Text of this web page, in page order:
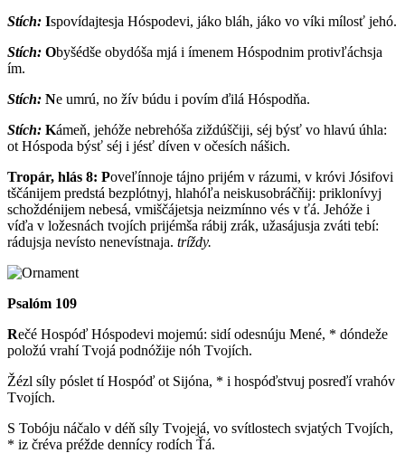
Stích: Ispovídajtesja Hóspodevi, jáko bláh, jáko vo víki mílosť jehó.
Stích: Obyšédše obydóša mjá i ímenem Hóspodnim protivľáchsja
ím.
Stích: Ne umrú, no žív búdu i povím ďilá Hóspodňa.
Stích: Kámeň, jehóže nebrehóša ziždúščiji, séj býsť vo hlavú úhla:
ot Hóspoda býsť séj i jésť díven v očesích nášich.
Tropár, hlás 8: Poveľínnoje tájno prijém v rázumi, v króvi Jósifovi
tščánijem predstá bezplótnyj, hlahóľa neiskusobráčňij: priklonívyj
schoždénijem nebesá, vmiščájetsja neizmínno vés v ťá. Jehóže i
víďa v ložesnách tvojích prijémša rábij zrák, užasájusja zváti tebí:
rádujsja nevísto nenevístnaja. tríždy.
Psalóm 109
Rečé Hospóď Hóspodevi mojemú: sidí odesnúju Mené, * dóndeže
položú vrahí Tvojá podnóžije nóh Tvojích.
Žézl síly póslet tí Hospóď ot Sijóna, * i hospóďstvuj posreďí vrahóv
Tvojích.
S Tobóju náčalo v déň síly Tvojejá, vo svítlostech svjatých Tvojích,
* iz čréva préžde dennícy rodích Ťá.